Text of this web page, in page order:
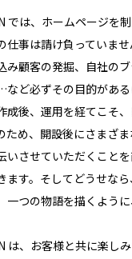
では、ホームページを
仕事は請け負っていま
み顧客の発掘、自社の
ど必ずその目的がある
成後、運用を経てこそ
ため、開設後にさまざ
いさせていただくこと
ます。そしてどうせな
一つの物語を描くよう
は、お客様と共に楽し